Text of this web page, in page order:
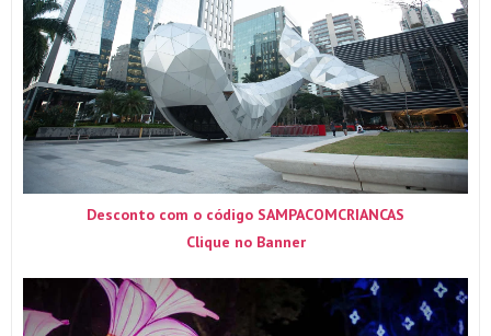
Desconto com o código SAMPACOMCRIANCAS
Clique no Banner